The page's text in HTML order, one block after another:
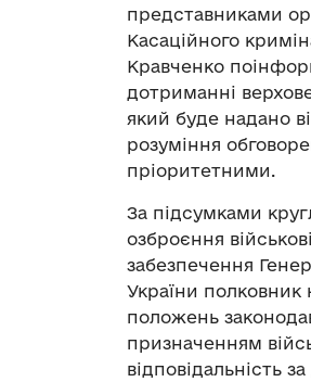
представниками
Касаційного
Кравченко
дотриманні
який буде надано
розуміння
пріоритетними.
За підсумками
озброєння
забезпечення
України полковник
положень
призначенням
відповідальність